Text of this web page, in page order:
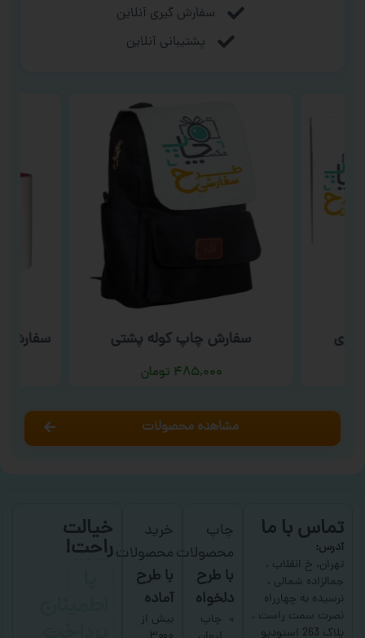
سفارش گیری آنلاین
پشتیبانی آنلاین
سفارش چاپ کوله پشتی
۴۸۵,۰۰۰ تومان
سفارش
مشاهده محصولات
تماس با ما
آدرس:
تهران، خ انقلاب ،
جمالزاده شمالی ،
نرسیده به چهارراه
نصرت سمت راست ،
پلاک 263 استودیو
چاپ
محصولات
با طرح
دلخواه
چاپ
خرید
محصولات
با طرح
آماده
بیش از
خیالت
راحت!